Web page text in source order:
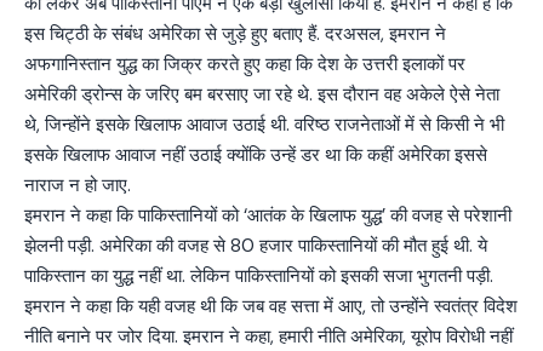
इस चिट्ठी के संबंध अमेरिका से जुड़े हुए बताए हैं. दरअसल, इमरान ने
अफगानिस्तान युद्ध का जिक्र करते हुए कहा कि देश के उत्तरी इलाकों पर
अमेरिकी ड्रोन्स के जरिए बम बरसाए जा रहे थे. इस दौरान वह अकेले ऐसे नेता
थे, जिन्होंने इसके खिलाफ आवाज उठाई थी. वरिष्ठ राजनेताओं में से किसी ने भी
इसके खिलाफ आवाज नहीं उठाई क्योंकि उन्हें डर था कि कहीं अमेरिका इससे
नाराज न हो जाए.
इमरान ने कहा कि पाकिस्तानियों को ‘आतंक के खिलाफ युद्ध’ की वजह से परेशानी
झेलनी पड़ी. अमेरिका की वजह से 80 हजार पाकिस्तानियों की मौत हुई थी. ये
पाकिस्तान का युद्ध नहीं था. लेकिन पाकिस्तानियों को इसकी सजा भुगतनी पड़ी.
इमरान ने कहा कि यही वजह थी कि जब वह सत्ता में आए, तो उन्होंने स्वतंत्र विदेश
नीति बनाने पर जोर दिया. इमरान ने कहा, हमारी नीति अमेरिका, यूरोप विरोधी नहीं